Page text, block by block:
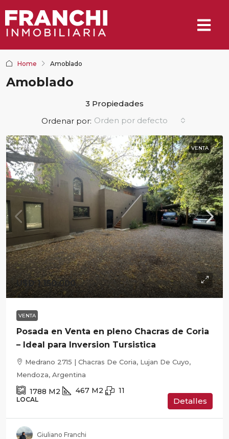
Home Amoblado
Amoblado
3 Propiedades
Ordenar por: Orden por defecto
VENTA
U$D 1.150.000
VENTA
Posada en Venta en pleno Chacras de Coria
– Ideal para Inversion Tursistica
Medrano 2715 | Chacras De Coria, Lujan De Cuyo,
Mendoza, Argentina
1788 M2 467 M2 11
LOCAL Detalles
Giuliano Franchi